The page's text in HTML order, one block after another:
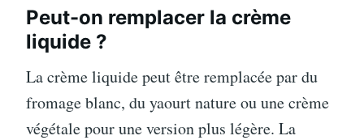
Peut-on remplacer la crème
liquide ?
La crème liquide peut être remplacée par du
fromage blanc, du yaourt nature ou une crème
végétale pour une version plus légère. La